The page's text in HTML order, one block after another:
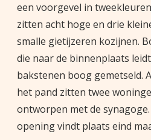
een voorgevel in
zitten acht hoge en drie
smalle gietijzeren kozijnen.
die naar de binnenplaats
bakstenen boog gemetseld.
het pand zitten twee
ontworpen met de
opening vindt plaats eind